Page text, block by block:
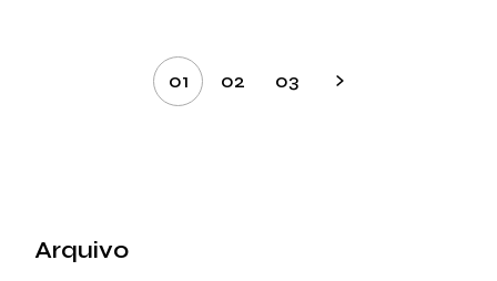
Paginação
01 02 03
Arquivo